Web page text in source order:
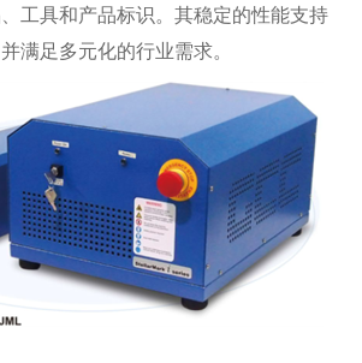
工具和产品标识。其稳定的性能支持
满足多元化的行业需求。